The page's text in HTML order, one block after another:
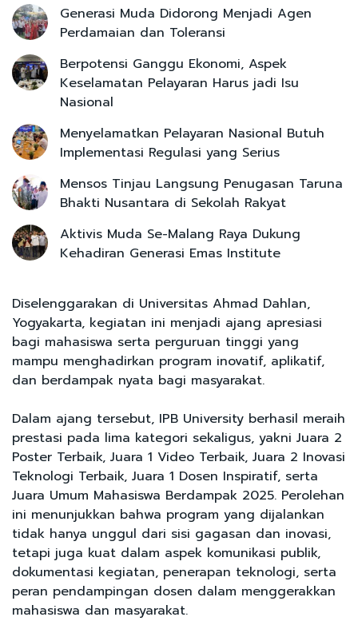
Generasi Muda Didorong Menjadi Agen
Perdamaian dan Toleransi
Berpotensi Ganggu Ekonomi, Aspek
Keselamatan Pelayaran Harus jadi Isu
Nasional
Menyelamatkan Pelayaran Nasional Butuh
Implementasi Regulasi yang Serius
Mensos Tinjau Langsung Penugasan Taruna
Bhakti Nusantara di Sekolah Rakyat
Aktivis Muda Se-Malang Raya Dukung
Kehadiran Generasi Emas Institute
Diselenggarakan di Universitas Ahmad Dahlan,
Yogyakarta, kegiatan ini menjadi ajang apresiasi
bagi mahasiswa serta perguruan tinggi yang
mampu menghadirkan program inovatif, aplikatif,
dan berdampak nyata bagi masyarakat.
Dalam ajang tersebut, IPB University berhasil meraih
prestasi pada lima kategori sekaligus, yakni Juara 2
Poster Terbaik, Juara 1 Video Terbaik, Juara 2 Inovasi
Teknologi Terbaik, Juara 1 Dosen Inspiratif, serta
Juara Umum Mahasiswa Berdampak 2025. Perolehan
ini menunjukkan bahwa program yang dijalankan
tidak hanya unggul dari sisi gagasan dan inovasi,
tetapi juga kuat dalam aspek komunikasi publik,
dokumentasi kegiatan, penerapan teknologi, serta
peran pendampingan dosen dalam menggerakkan
mahasiswa dan masyarakat.